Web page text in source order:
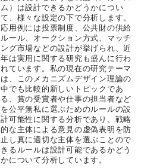
ム）は設計できるかどうかについ
て、様々な設定の下で分析します。
応用例には投票制度、公共財の供給
ルール、オークション方式、マッチ
ング市場などの設計が挙げられ、近
年は実用に関する研究も盛んに行わ
れています。私の現在の研究テーマ
は、このメカニズムデザイン理論の
中でも比較的新しいトピックであ
る、賞の受賞者や仕事の担当者など
を公平無私に選ぶためのルールの設
計可能性に関する分析であり、戦略
的な主体による意見の虚偽表明を防
止し真に適切な主体を選ぶことので
きるルールは設計可能であるかどう
かについて分析しています。